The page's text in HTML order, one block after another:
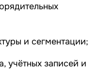
и сегментации;
учётных записей и